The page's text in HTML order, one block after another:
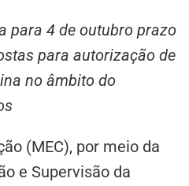
para 4 de outubro prazo
para autorização de
no âmbito do
(MEC), por meio da
e Supervisão da